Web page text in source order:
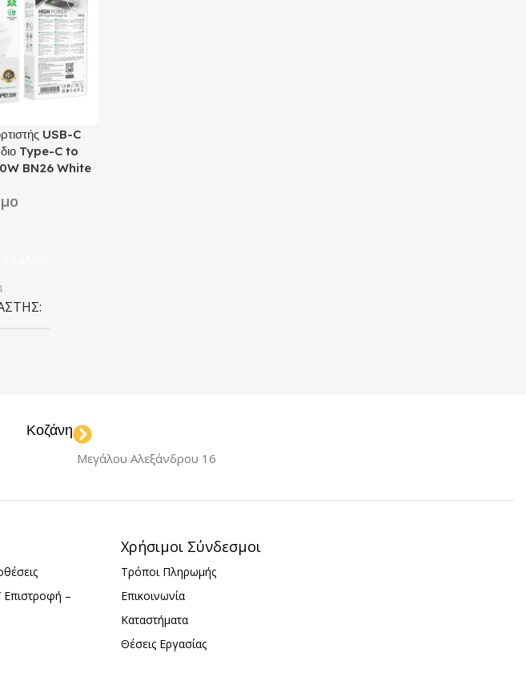
USB-C
Type-C to
BN26 White
C
Κοζάνη
Μεγάλου Αλεξάνδρου 16
–
Χρήσιμοι Σύνδεσμοι
Τρόποι Πληρωμής
Επικοινωνία
Καταστήματα
Θέσεις Εργασίας